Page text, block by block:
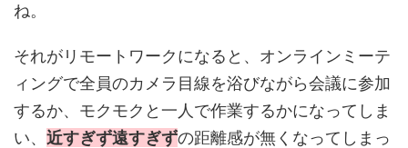
ね。
それがリモートワークになると、オンラインミーテ
ィングで全員のカメラ目線を浴びながら会議に参加
するか、モクモクと一人で作業するかになってしま
い、 近すぎず遠すぎずの距離感が無くなってしまっ